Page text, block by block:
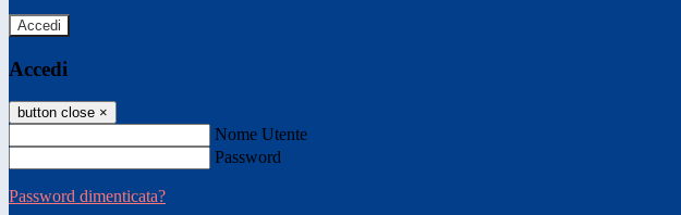
Accedi
Accedi
button close ×
Nome Utente
Password
Password dimenticata?